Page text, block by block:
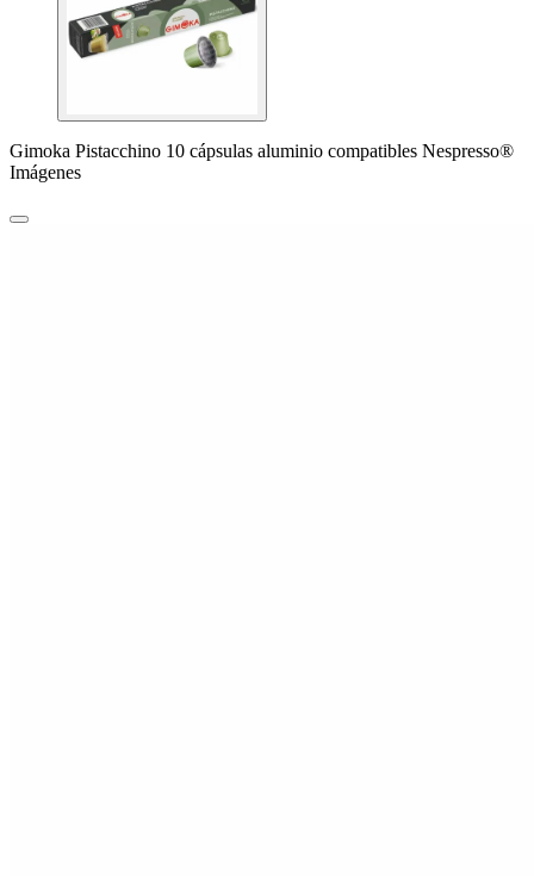
Gimoka Pistacchino 10 cápsulas aluminio compatibles Nespresso®
Imágenes